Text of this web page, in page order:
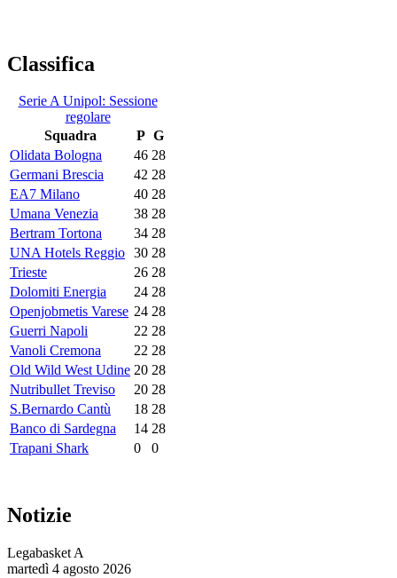
Classifica
Serie A Unipol: Sessione
regolare
Squadra
P G
Olidata Bologna
46 28
Germani Brescia
42 28
EA7 Milano
40 28
Umana Venezia
38 28
Bertram Tortona
34 28
UNA Hotels Reggio 30 28
Trieste
26 28
Dolomiti Energia
24 28
Openjobmetis Varese 24 28
Guerri Napoli
22 28
Vanoli Cremona
22 28
Old Wild West Udine 20 28
Nutribullet Treviso
20 28
S.Bernardo Cantù
18 28
Banco di Sardegna
14 28
Trapani Shark
0 0
Notizie
Legabasket A
martedì 4 agosto 2026